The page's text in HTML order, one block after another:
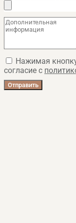
Нажимая
согласие с
Отправить